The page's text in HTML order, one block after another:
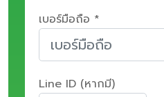
เบอร์มือถือ *
Line ID (หากมี)